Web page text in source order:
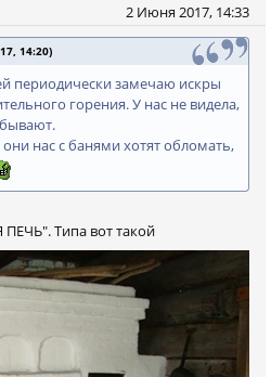
2 Июня 2017, 14:33
14:20)
периодически замечаю искры
горения. У нас не видела,
нас с банями хотят обломать,
Типа вот такой